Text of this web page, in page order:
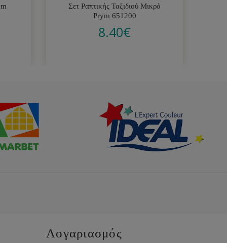
Σετ Ραπτικής Ταξιδιού Μικρό
Prym 651200
8.40€
Λογαριασμός